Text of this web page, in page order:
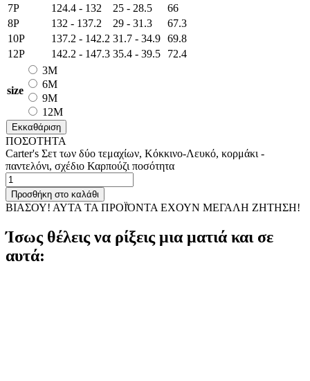
7P
124.4 - 132 25 - 28.5
66
8P
132 - 137.2 29 - 31.3
67.3
10P
137.2 - 142.2 31.7 - 34.9 69.8
12P
142.2 - 147.3 35.4 - 39.5 72.4
size
3M
6M
9M
12M
Εκκαθάριση
ΠΟΣΟΤΗΤΑ
Carter's Σετ των δύο τεμαχίων, Κόκκινο-Λευκό, κορμάκι -
παντελόνι, σχέδιο Καρπούζι ποσότητα
Προσθήκη στο καλάθι
ΒΙΑΣΟΥ! ΑΥΤΑ ΤΑ ΠΡΟΪΌΝΤΑ ΕΧΟΥΝ ΜΕΓΑΛΗ ΖΗΤΗΣΗ!
Ίσως θέλεις να ρίξεις μια ματιά και σε
αυτά: